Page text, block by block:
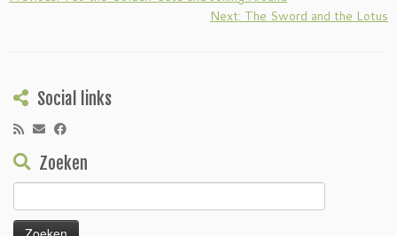
Next: The Sword and the Lotus
Social links
Zoeken
naar: